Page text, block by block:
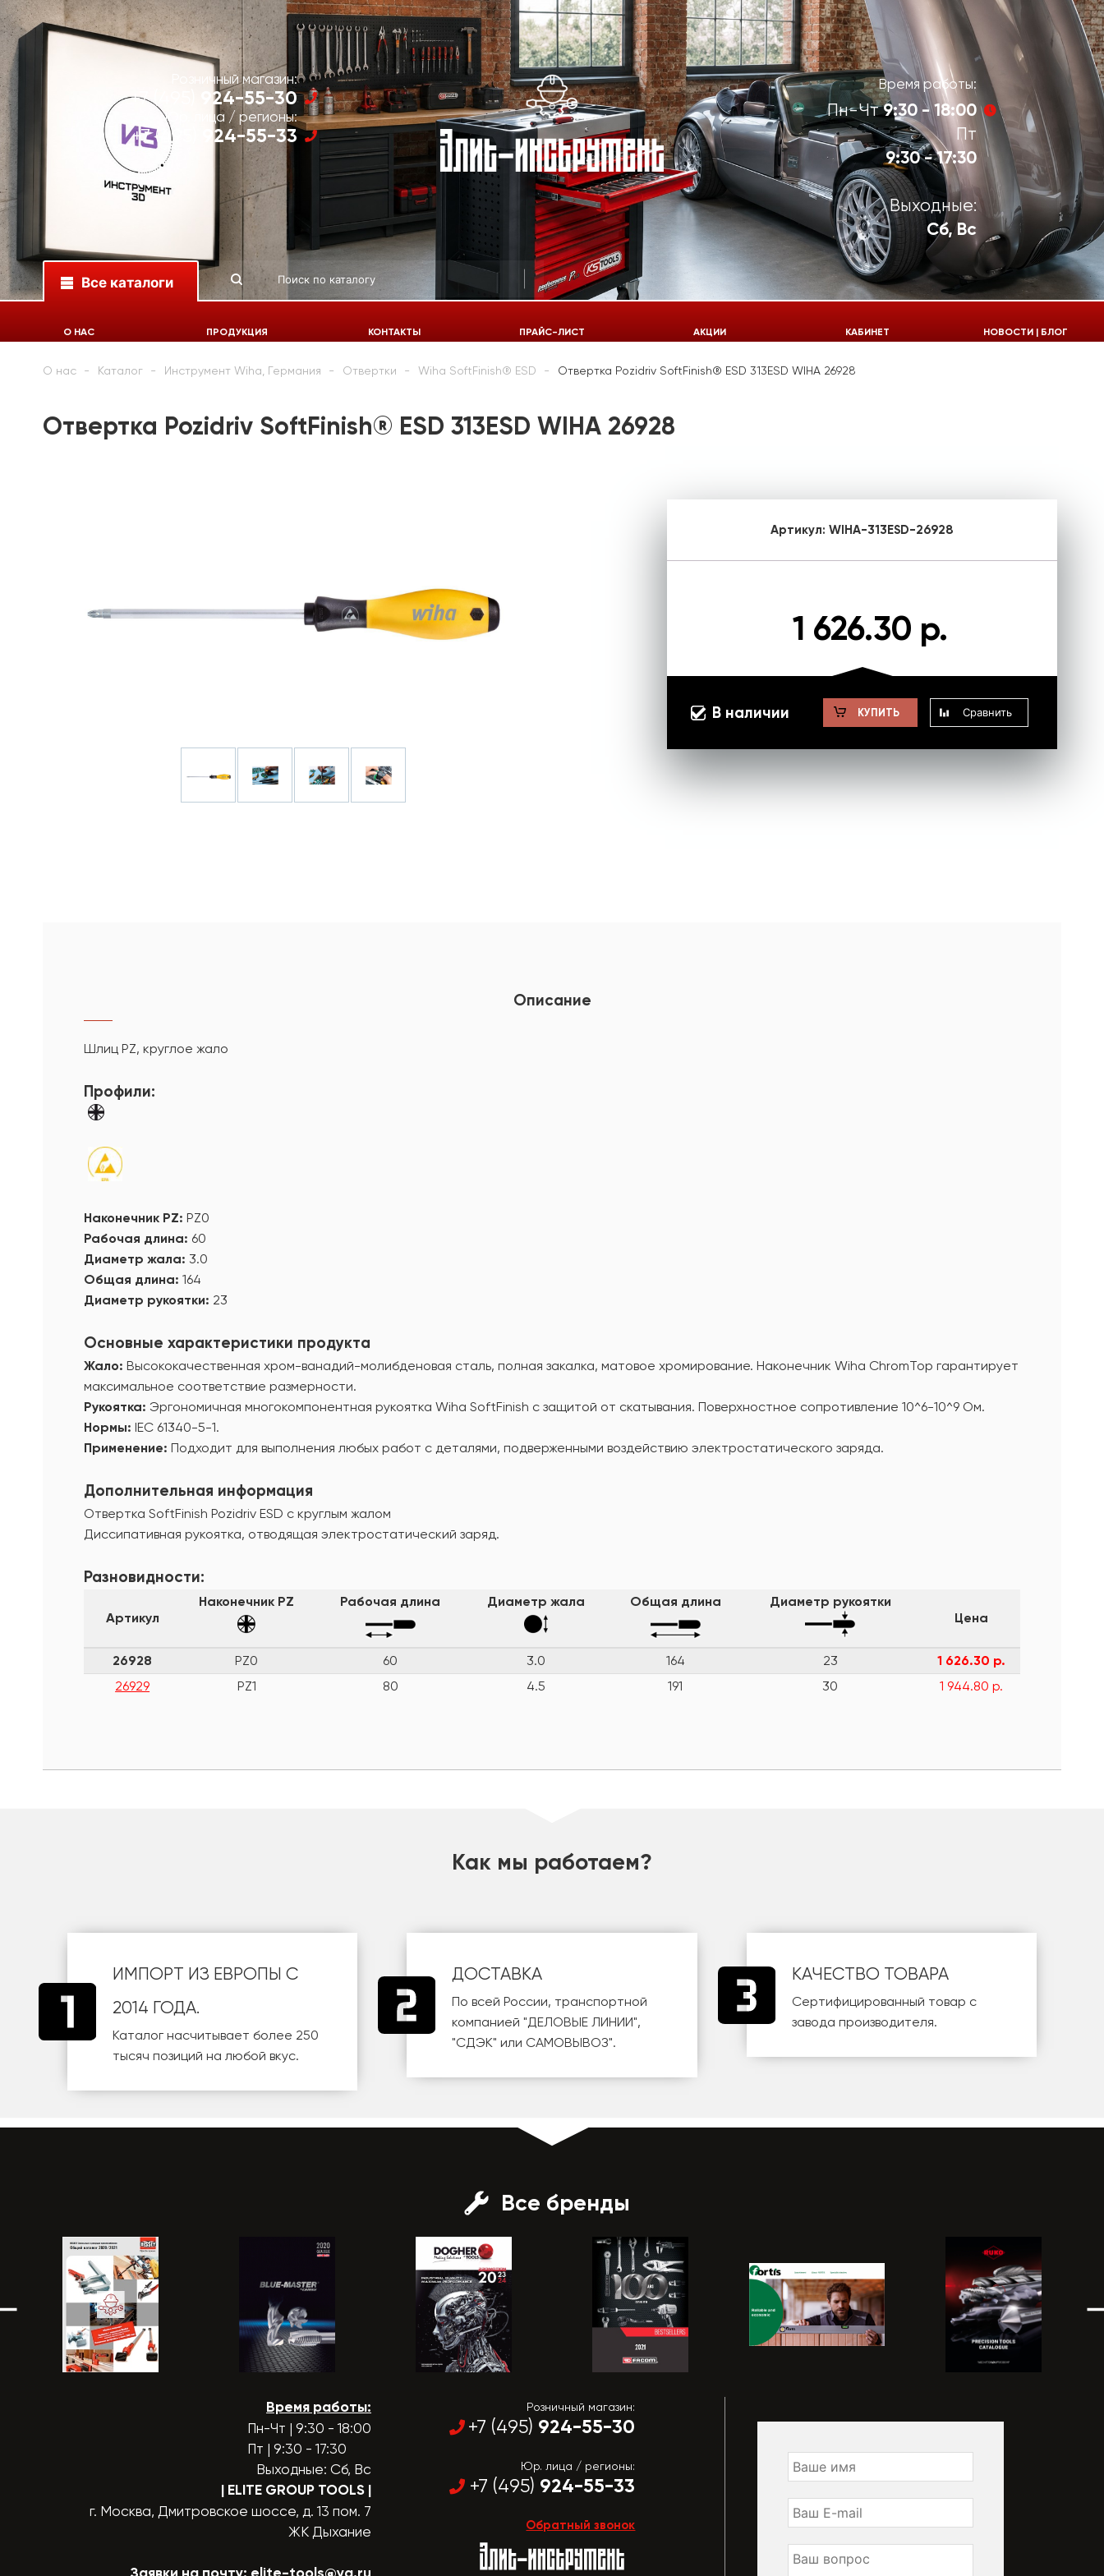
Розничный магазин:
+7 (495) 924-55-30
Юр. лица / регионы:
+7 (495) 924-55-33
Время работы:
Пн-Чт9:30 - 18:00
Пт
9:30 - 17:30
Выходные:
Сб, Вс
Все каталоги
924-55-33
О НАС ПРОДУКЦИЯ КОНТАКТЫ ПРАЙС-ЛИСТ АКЦИИ КАБИНЕТ НОВОСТИ | БЛОГ
О нас Каталог Инструмент Wiha, Германия Отвертки Wiha SoftFinish® ESD Отвертка Pozidriv SoftFinish® ESD 313ESD WIHA 26928
Отвертка Pozidriv SoftFinish® ESD 313ESD WIHA 26928
Артикул: WIHA-313ESD-26928
1 626.30 р.
В наличии КУПИТЬ Сравнить
Описание
Шлиц PZ, круглое жало
Профили:
Наконечник PZ: PZ0
Рабочая длина: 60
Диаметр жала: 3.0
Общая длина: 164
Диаметр рукоятки: 23
Основные характеристики продукта
Жало: Высококачественная хром-ванадий-молибденовая сталь, полная закалка, матовое хромирование. Наконечник Wiha ChromTop гарантирует
максимальное соответствие размерности.
Рукоятка: Эргономичная многокомпонентная рукоятка Wiha SoftFinish с защитой от скатывания. Поверхностное сопротивление 10^6-10^9 Ом.
Нормы: IEC 61340-5-1.
Применение: Подходит для выполнения любых работ с деталями, подверженными воздействию электростатического заряда.
Дополнительная информация
Отвертка SoftFinish Pozidriv ESD с круглым жалом
Диссипативная рукоятка, отводящая электростатический заряд.
Разновидности:
Артикул
Наконечник PZ Рабочая длина Диаметр жала Общая длина
Диаметр рукоятки
Цена
26928 PZ0 60 3.0 164 23
1 626.30 р.
26929
PZ1 80 4.5 191 30 1 944.80 р.
Как мы работаем?
ИМПОРТ ИЗ ЕВРОПЫ С
2014 ГОДА.
Каталог насчитывает более 250
тысяч позиций на любой вкус.
ДОСТАВКА
По всей России, транспортной
компанией"ДЕЛОВЫЕ ЛИНИИ",
"СДЭК" или САМОВЫВОЗ".
КАЧЕСТВО ТОВАРА
Сертифицированный товар с
завода производителя.
Все бренды
Время работы:
Пн-Чт | 9:30 - 18:00
Пт | 9:30 - 17:30
Выходные: Сб, Вс
| ELITE GROUP TOOLS |
г. Москва, Дмитровское шоссе, д. 13 пом. 7
ЖК Дыхание
Розничный магазин:
+7 (495) 924-55-30
Юр. лица / регионы:
+7 (495) 924-55-33
Обратный звонок